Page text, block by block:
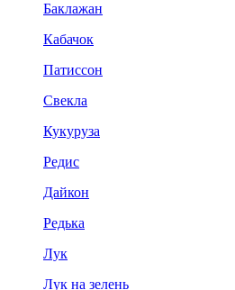
Баклажан
Кабачок
Патиссон
Свекла
Кукуруза
Редис
Дайкон
Редька
Лук
Лук на зелень